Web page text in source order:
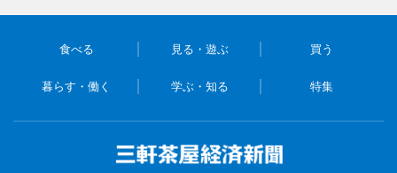
食べる 見る・遊ぶ 買う
暮らす・働く 学ぶ・知る 特集